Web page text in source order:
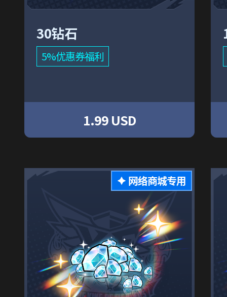
30钻石
5%优惠券福利
1.99 USD
网络商城专用